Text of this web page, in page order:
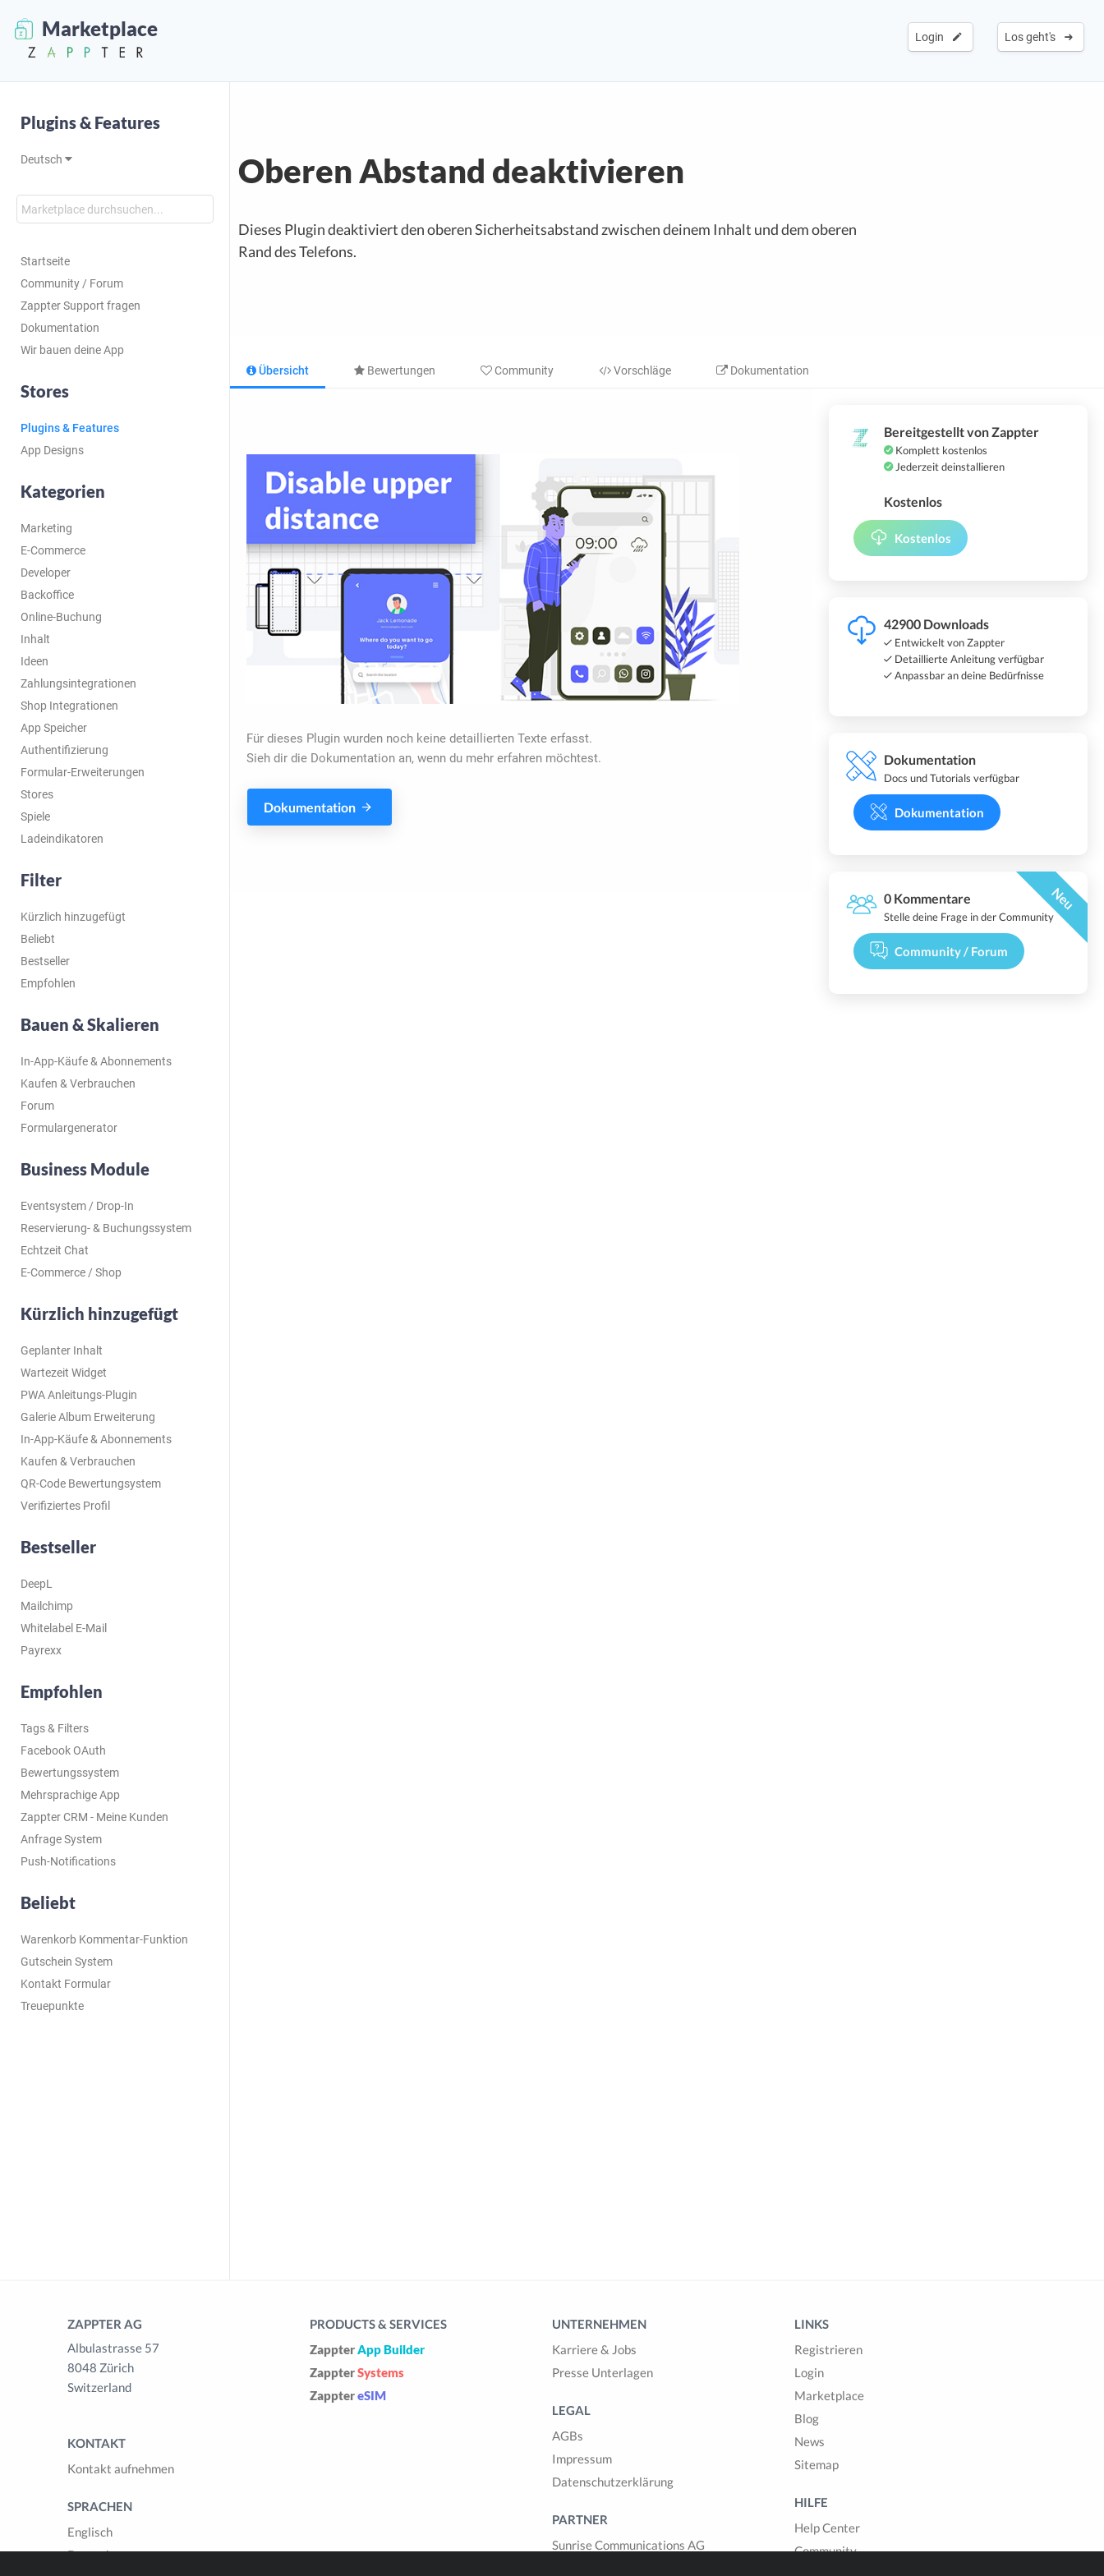
Marketplace Los geht's
Login
Plugins & Features
Deutsch
Startseite
Community / Forum
Zappter Support fragen
Dokumentation
Wir bauen deine App
Stores
Plugins & Features
App Designs
Kategorien
Marketing
E-Commerce
Developer
Backoffice
Online-Buchung
Inhalt
Ideen
Zahlungsintegrationen
Shop Integrationen
App Speicher
Authentifizierung
Formular-Erweiterungen
Stores
Spiele
Ladeindikatoren
Filter
Kürzlich hinzugefügt
Beliebt
Bestseller
Empfohlen
Bauen & Skalieren
In-App-Käufe & Abonnements
Kaufen & Verbrauchen
Forum
Formulargenerator
Business Module
Eventsystem / Drop-In
Reservierung- & Buchungssystem
Echtzeit Chat
E-Commerce / Shop
Kürzlich hinzugefügt
Geplanter Inhalt
Wartezeit Widget
PWA Anleitungs-Plugin
Galerie Album Erweiterung
In-App-Käufe & Abonnements
Kaufen & Verbrauchen
QR-Code Bewertungsystem
Verifiziertes Profil
Bestseller
DeepL
Mailchimp
Whitelabel E-Mail
Payrexx
Empfohlen
Tags & Filters
Facebook OAuth
Bewertungssystem
Mehrsprachige App
Zappter CRM - Meine Kunden
Anfrage System
Push-Notifications
Beliebt
Warenkorb Kommentar-Funktion
Gutschein System
Kontakt Formular
Treuepunkte
Oberen Abstand deaktivieren
Dieses Plugin deaktiviert den oberen Sicherheitsabstand zwischen deinem Inhalt und dem oberen
Rand des Telefons.
Übersicht Bewertungen Community Vorschläge Dokumentation
Für dieses Plugin wurden noch keine detaillierten Texte erfasst.
Sieh dir die Dokumentation an, wenn du mehr erfahren möchtest.
Dokumentation
Bereitgestellt von Zappter
Komplett kostenlos
Jederzeit deinstallieren
Kostenlos
Kostenlos
42900 Downloads
Entwickelt von Zappter
Detaillierte Anleitung verfügbar
Anpassbar an deine Bedürfnisse
Dokumentation
Docs und Tutorials verfügbar
Dokumentation
0 Kommentare Neu
Stelle deine Frage in der Community
Community / Forum
ZAPPTER AG
Albulastrasse 57
8048 Zürich
Switzerland
KONTAKT
Kontakt aufnehmen
SPRACHEN
Englisch
Deutsch
PRODUCTS & SERVICES
Zappter App Builder
ZappterSystems
ZapptereSIM
UNTERNEHMEN
Karriere & Jobs
Presse Unterlagen
LEGAL
AGBs
Impressum
Datenschutzerklärung
PARTNER
Sunrise Communications AG
LINKS
Registrieren
Login
Marketplace
Blog
News
Sitemap
HILFE
Help Center
Community